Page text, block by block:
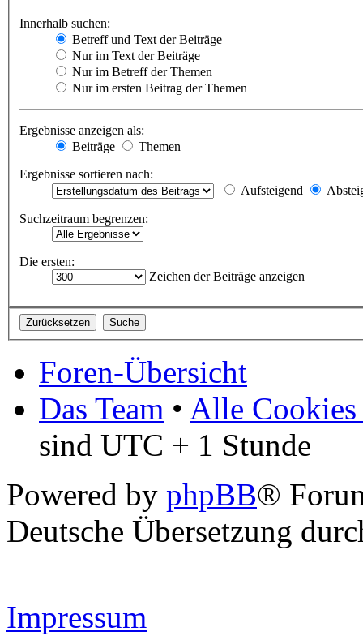
Innerhalb suchen:
Betreff und Text der Beiträge
Nur im Text der Beiträge
Nur im Betreff der Themen
Nur im ersten Beitrag der Themen
Ergebnisse anzeigen als:
Beiträge
Themen
Ergebnisse sortieren nach:
Aufsteigend
Suchzeitraum begrenzen:
Die ersten:
Zeichen der Beiträge anzeigen
Foren-Übersicht
Das Team • Alle Cookies
sind UTC + 1 Stunde
Powered by phpBB®
Deutsche Übersetzung
Impressum